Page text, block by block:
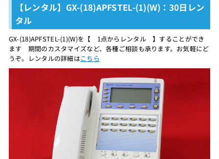
【レンタル】GX-(18)APFSTEL-(1)(W)：30日レン
タル
GX-(18)APFSTEL-(1)(W)を【 1点からレンタル 】することができ
ます 期間のカスタマイズなど、各種ご相談も承ります。お気軽にど
うぞ。レンタルの詳細はこちら